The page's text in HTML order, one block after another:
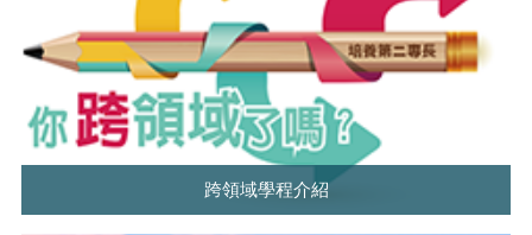
跨領域學程介紹